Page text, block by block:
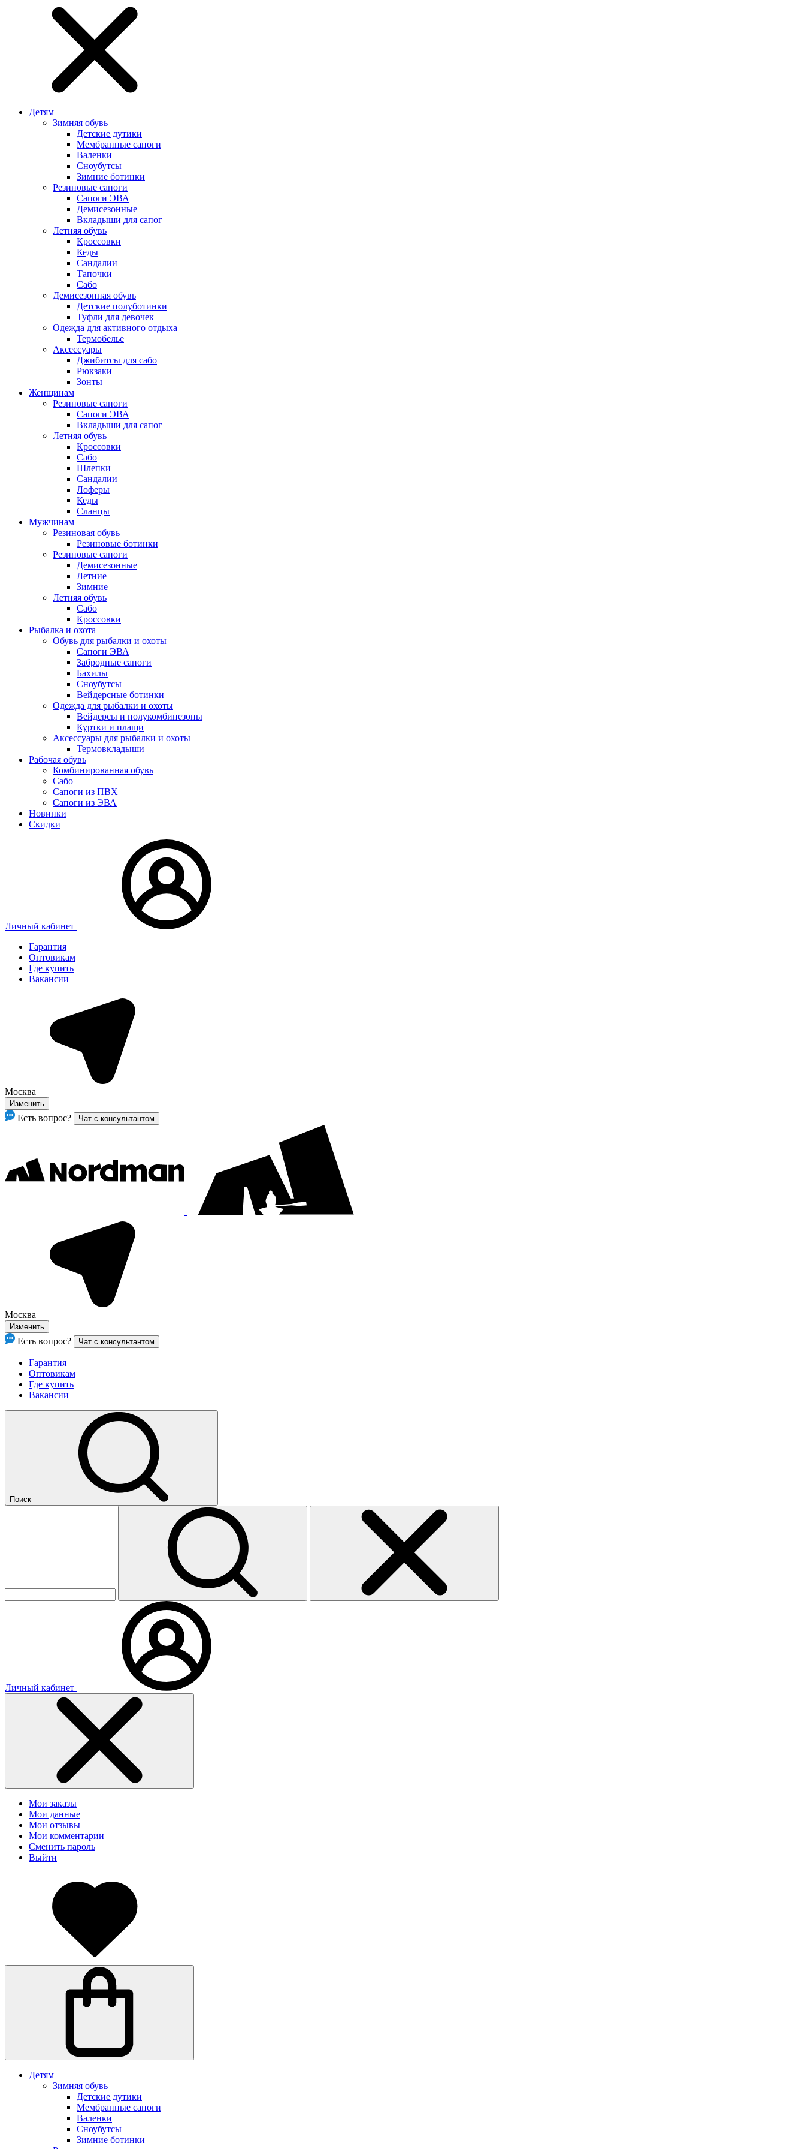
Детям
Зимняя обувь
Детские дутики
Мембранные сапоги
Валенки
Сноубутсы
Зимние ботинки
Резиновые сапоги
Сапоги ЭВА
Демисезонные
Вкладыши для сапог
Летняя обувь
Кроссовки
Кеды
Сандалии
Тапочки
Сабо
Демисезонная обувь
Детские полуботинки
Туфли для девочек
Одежда для активного отдыха
Термобелье
Аксессуары
Джибитсы для сабо
Рюкзаки
Зонты
Женщинам
Резиновые сапоги
Cапоги ЭВА
Вкладыши для сапог
Летняя обувь
Кроссовки
Сабо
Шлепки
Сандалии
Лоферы
Кеды
Сланцы
Мужчинам
Резиновая обувь
Резиновые ботинки
Резиновые сапоги
Демисезонные
Летние
Зимние
Летняя обувь
Сабо
Кроссовки
Рыбалка и охота
Обувь для рыбалки и охоты
Сапоги ЭВА
Забродные сапоги
Бахилы
Сноубутсы
Вейдерсные ботинки
Одежда для рыбалки и охоты
Вейдерсы и полукомбинезоны
Куртки и плащи
Аксессуары для рыбалки и охоты
Термовкладыши
Рабочая обувь
Комбинированная обувь
Сабо
Сапоги из ПВХ
Сапоги из ЭВА
Новинки
Скидки
Личный кабинет
Гарантия
Оптовикам
Где купить
Вакансии
Москва
Изменить
Есть вопрос? Чат с консультантом
Москва
Изменить
Есть вопрос? Чат с консультантом
Гарантия
Оптовикам
Где купить
Вакансии
Поиск
Личный кабинет
Мои заказы
Мои данные
Мои отзывы
Мои комментарии
Сменить пароль
Выйти
Детям
Зимняя обувь
Детские дутики
Мембранные сапоги
Валенки
Сноубутсы
Зимние ботинки